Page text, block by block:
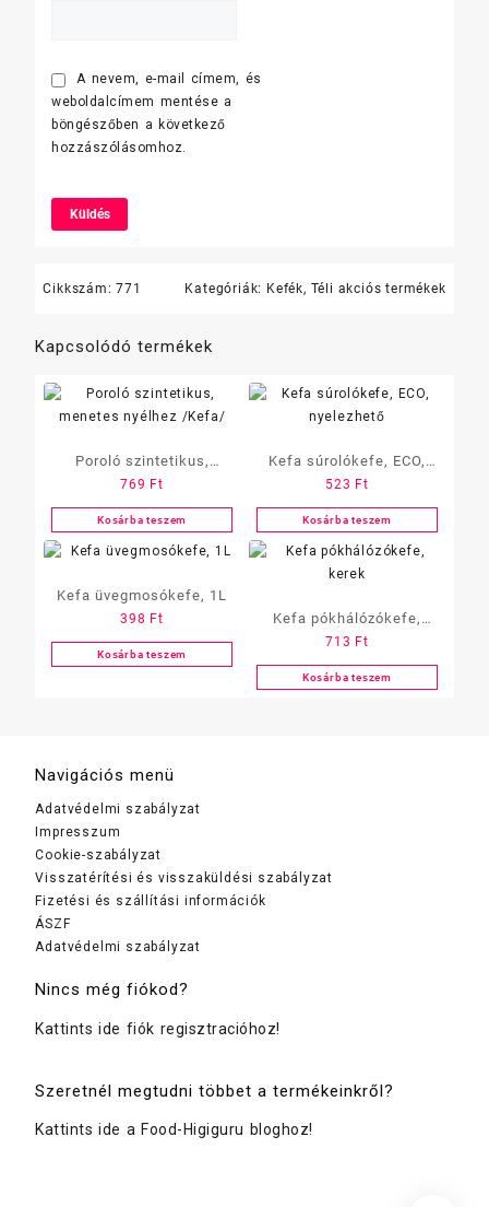
A nevem, e-mail címem, és
weboldalcímem mentése a
böngészőben a következő
hozzászólásomhoz.
Cikkszám:771 Kategóriák: Kefék, Téli akciós termékek
Kapcsolódó termékek
Poroló szintetikus,
menetes nyélhez /Kefa/
769 Ft
Kosárba teszem
Kefa súrolókefe, ECO,
nyelezhető
523 Ft
Kosárba teszem
Kefa üvegmosókefe, 1L
398 Ft
Kosárba teszem
Kefa pókhálózókefe,
kerek
713 Ft
Kosárba teszem
Navigációs menü
Adatvédelmi szabályzat
Impresszum
Cookie-szabályzat
Visszatérítési és visszaküldési szabályzat
Fizetési és szállítási információk
ÁSZF
Adatvédelmi szabályzat
Nincs még fiókod?
Kattints ide fiók regisztracióhoz!
Szeretnél megtudni többet a termékeinkről?
Kattints ide a Food-Higiguru bloghoz!